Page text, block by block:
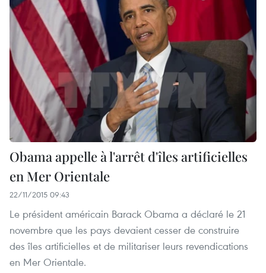
Obama appelle à l'arrêt d'îles artificielles
en Mer Orientale
22/11/2015 09:43
Le président américain Barack Obama a déclaré le 21
novembre que les pays devaient cesser de construire
des îles artificielles et de militariser leurs revendications
en Mer Orientale.